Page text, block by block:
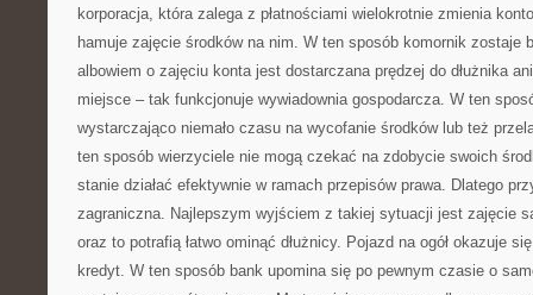
korporacja, która zalega z płatnościami wielokrotnie zmienia
hamuje zajęcie środków na nim. W ten sposób komornik zostaje
albowiem o zajęciu konta jest dostarczana prędzej do dłużnika
miejsce – tak funkcjonuje wywiadownia gospodarcza. W ten
wystarczająco niemało czasu na wycofanie środków lub też
ten sposób wierzyciele nie mogą czekać na zdobycie swoich
stanie działać efektywnie w ramach przepisów prawa. Dlatego
zagraniczna. Najlepszym wyjściem z takiej sytuacji jest zajęcie
oraz to potrafią łatwo ominąć dłużnicy. Pojazd na ogół okazuje
kredyt. W ten sposób bank upomina się po pewnym czasie o